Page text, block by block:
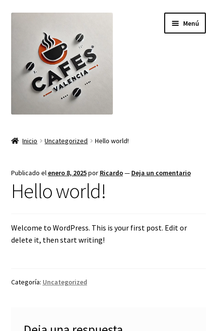
navegación
contenido
Menú
Finalizar compra
Política de devoluciones y reembolsos
Tienda
Inicio Uncategorized Hello world!
Publicado elenero 8, 2025por Ricardo— Deja un comentario
Hello world!
Welcome to WordPress. This is your first post. Edit or
delete it, then start writing!
Categoría: Uncategorized